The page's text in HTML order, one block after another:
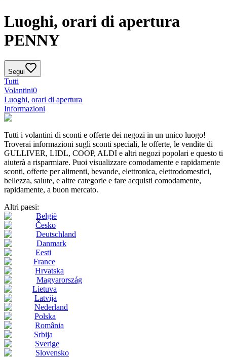
Luoghi, orari di apertura
PENNY
Segui
Tutti
Volantini0
Luoghi, orari di apertura
Informazioni
Tutti i volantini di sconti e offerte dei negozi in un unico luogo!
Troverai informazioni sugli sconti speciali, le offerte, le vendite di
GULLIVER, LIDL, COOP, ALDI e altri negozi popolari e questo ti
aiuterà a risparmiare. Puoi visualizzare comodamente e rapidamente
sconti, offerte per alimenti, bevande, elettronica, elettrodomestici,
bellezza, salute, e altre categorie e fare acquisti comodamente,
rapidamente, a buon mercato.
Altri paesi:
België
Česko
Deutschland
Danmark
Eesti
France
Hrvatska
Magyarország
Lietuva
Latvija
Nederland
Polska
România
Srbija
Sverige
Slovensko